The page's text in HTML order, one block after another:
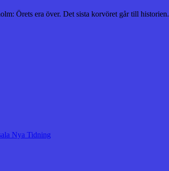
Örets era över. Det sista korvöret går till historien.
Nya Tidning